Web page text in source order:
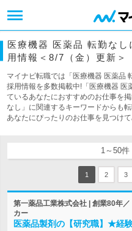
医療機器 医薬品 転勤な
用情報＜8/7（金）更新＞
マイナビ転職では「医療機器 医薬品
採用情報を多数掲載中!「医療機器 医
ているあなたにおすすめのお仕事を
なし」に関連するキーワードからも
あなたにぴったりのお仕事を見つけ
1～50件
1 2 3
第一薬品工業株式会社 | 創業80年
カー
医薬品製剤の【研究職】★経